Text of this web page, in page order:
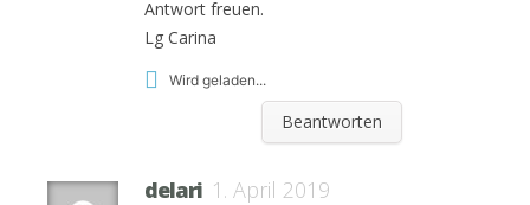
Antwort freuen.
Lg Carina
Wird geladen...
Beantworten
delari 1. April 2019